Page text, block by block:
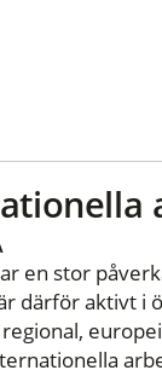
en stor
därför aktivt i